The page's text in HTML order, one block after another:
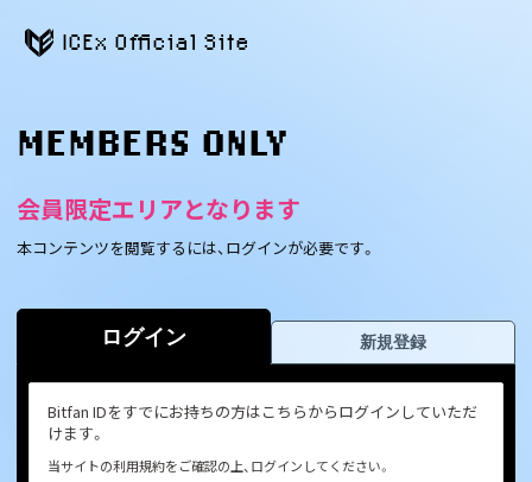
ICEx Official Site
MEMBERS ONLY
会員限定エリアとなります
本コンテンツを閲覧するには、ログインが必要です。
ログイン 新規登録
Bitfan IDをすでにお持ちの方はこちらからログインしていただ
けます。
当サイトの利用規約をご確認の上、ログインしてください。